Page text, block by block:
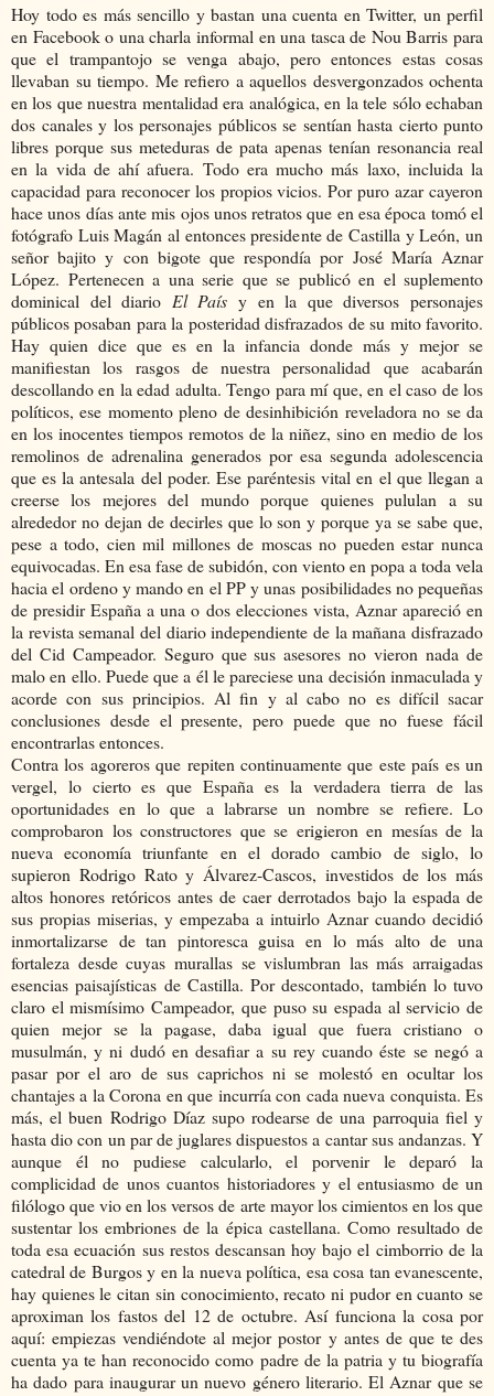
Hoy todo es más sencillo y bastan una cuenta en Twitter, un perfil
en Facebook o una charla informal en una tasca de Nou Barris para
que el trampantojo se venga abajo, pero entonces estas cosas
llevaban su tiempo. Me refiero a aquellos desvergonzados ochenta
en los que nuestra mentalidad era analógica, en la tele sólo echaban
dos canales y los personajes públicos se sentían hasta cierto punto
libres porque sus meteduras de pata apenas tenían resonancia real
en la vida de ahí afuera. Todo era mucho más laxo, incluida la
capacidad para reconocer los propios vicios. Por puro azar cayeron
hace unos días ante mis ojos unos retratos que en esa época tomó el
fotógrafo Luis Magán al entonces presidente de Castilla y León, un
señor bajito y con bigote que respondía por José María Aznar
López. Pertenecen a una serie que se publicó en el suplemento
dominical del diario El País y en la que diversos personajes
públicos posaban para la posteridad disfrazados de su mito favorito.
Hay quien dice que es en la infancia donde más y mejor se
manifiestan los rasgos de nuestra personalidad que acabarán
descollando en la edad adulta. Tengo para mí que, en el caso de los
políticos, ese momento pleno de desinhibición reveladora no se da
en los inocentes tiempos remotos de la niñez, sino en medio de los
remolinos de adrenalina generados por esa segunda adolescencia
que es la antesala del poder. Ese paréntesis vital en el que llegan a
creerse los mejores del mundo porque quienes pululan a su
alrededor no dejan de decirles que lo son y porque ya se sabe que,
pese a todo, cien mil millones de moscas no pueden estar nunca
equivocadas. En esa fase de subidón, con viento en popa a toda vela
hacia el ordeno y mando en el PP y unas posibilidades no pequeñas
de presidir España a una o dos elecciones vista, Aznar apareció en
la revista semanal del diario independiente de la mañana disfrazado
del Cid Campeador. Seguro que sus asesores no vieron nada de
malo en ello. Puede que a él le pareciese una decisión inmaculada y
acorde con sus principios. Al fin y al cabo no es difícil sacar
conclusiones desde el presente, pero puede que no fuese fácil
encontrarlas entonces.
Contra los agoreros que repiten continuamente que este país es un
vergel, lo cierto es que España es la verdadera tierra de las
oportunidades en lo que a labrarse un nombre se refiere. Lo
comprobaron los constructores que se erigieron en mesías de la
nueva economía triunfante en el dorado cambio de siglo, lo
supieron Rodrigo Rato y Álvarez-Cascos, investidos de los más
altos honores retóricos antes de caer derrotados bajo la espada de
sus propias miserias, y empezaba a intuirlo Aznar cuando decidió
inmortalizarse de tan pintoresca guisa en lo más alto de una
fortaleza desde cuyas murallas se vislumbran las más arraigadas
esencias paisajísticas de Castilla. Por descontado, también lo tuvo
claro el mismísimo Campeador, que puso su espada al servicio de
quien mejor se la pagase, daba igual que fuera cristiano o
musulmán, y ni dudó en desafiar a su rey cuando éste se negó a
pasar por el aro de sus caprichos ni se molestó en ocultar los
chantajes a la Corona en que incurría con cada nueva conquista. Es
más, el buen Rodrigo Díaz supo rodearse de una parroquia fiel y
hasta dio con un par de juglares dispuestos a cantar sus andanzas. Y
aunque él no pudiese calcularlo, el porvenir le deparó la
complicidad de unos cuantos historiadores y el entusiasmo de un
filólogo que vio en los versos de arte mayor los cimientos en los que
sustentar los embriones de la épica castellana. Como resultado de
toda esa ecuación sus restos descansan hoy bajo el cimborrio de la
catedral de Burgos y en la nueva política, esa cosa tan evanescente,
hay quienes le citan sin conocimiento, recato ni pudor en cuanto se
aproximan los fastos del 12 de octubre. Así funciona la cosa por
aquí: empiezas vendiéndote al mejor postor y antes de que te des
cuenta ya te han reconocido como padre de la patria y tu biografía
ha dado para inaugurar un nuevo género literario. El Aznar que se